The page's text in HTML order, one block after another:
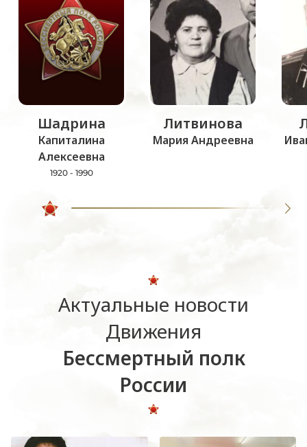
Шадрина
Капиталина
Алексеевна
1920 - 1990
Литвинова
Мария Андреевна
Актуальные новости
Движения
Бессмертный полк
России